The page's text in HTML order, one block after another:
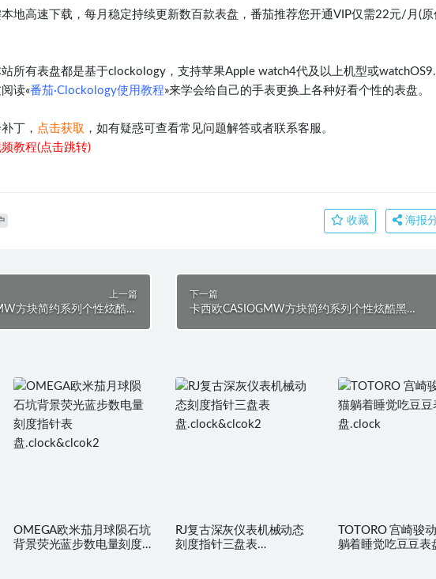
地高速下载，每月稳定持续更新数百款表盘，番茄推荐您开通VIP仅需22元/月(原
所有表盘都是基于clockology，支持苹果Apple watch4代及以上机型或
读«番茄·Clockology使用教程»来学会给自己的手表更换上各种好看个性的表盘。
丁， 点击获取 ，如有疑惑可查看常见问题解答或者联系客服。
教程(点击跳转)
收藏 海报
上一篇
方块简约系列个性炫酷黑
下一篇
卡西欧CASIOGMW方块简约系列个性炫酷黑
OMEGA欧米茄月球陨石坑
背景荧光蓝步数电量刻度
RJ复古深灰仪表机械动态
刻度指针三盘表
TOTORO 宫崎骏
躺着睡觉吃豆豆表